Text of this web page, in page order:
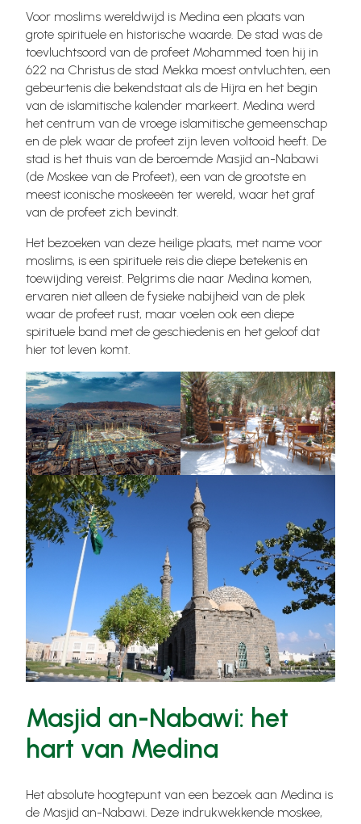
Voor moslims wereldwijd is Medina een plaats van
grote spirituele en historische waarde. De stad was de
toevluchtsoord van de profeet Mohammed toen hij in
622 na Christus de stad Mekka moest ontvluchten, een
gebeurtenis die bekendstaat als de Hijra en het begin
van de islamitische kalender markeert. Medina werd
het centrum van de vroege islamitische gemeenschap
en de plek waar de profeet zijn leven voltooid heeft. De
stad is het thuis van de beroemde Masjid an-Nabawi
(de Moskee van de Profeet), een van de grootste en
meest iconische moskeeën ter wereld, waar het graf
van de profeet zich bevindt.
Het bezoeken van deze heilige plaats, met name voor
moslims, is een spirituele reis die diepe betekenis en
toewijding vereist. Pelgrims die naar Medina komen,
ervaren niet alleen de fysieke nabijheid van de plek
waar de profeet rust, maar voelen ook een diepe
spirituele band met de geschiedenis en het geloof dat
hier tot leven komt.
Masjid an-Nabawi: het
hart van Medina
Het absolute hoogtepunt van een bezoek aan Medina is
de Masjid an-Nabawi. Deze indrukwekkende moskee,